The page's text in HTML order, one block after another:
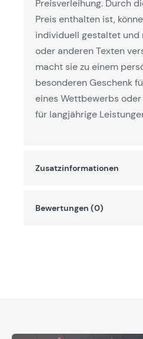
Preisverleihung. Durch
Preis enthalten ist,
individuell gestaltet und
oder anderen Texten
macht sie zu einem
besonderen Geschenk
eines Wettbewerbs
für langjährige
Zusatzinformationen
Bewertungen (0)